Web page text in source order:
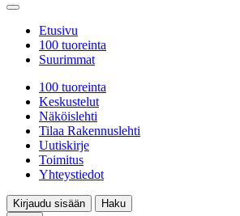
Etusivu
100 tuoreinta
Suurimmat
100 tuoreinta
Keskustelut
Näköislehti
Tilaa Rakennuslehti
Uutiskirje
Toimitus
Yhteystiedot
Kirjaudu sisään
Haku